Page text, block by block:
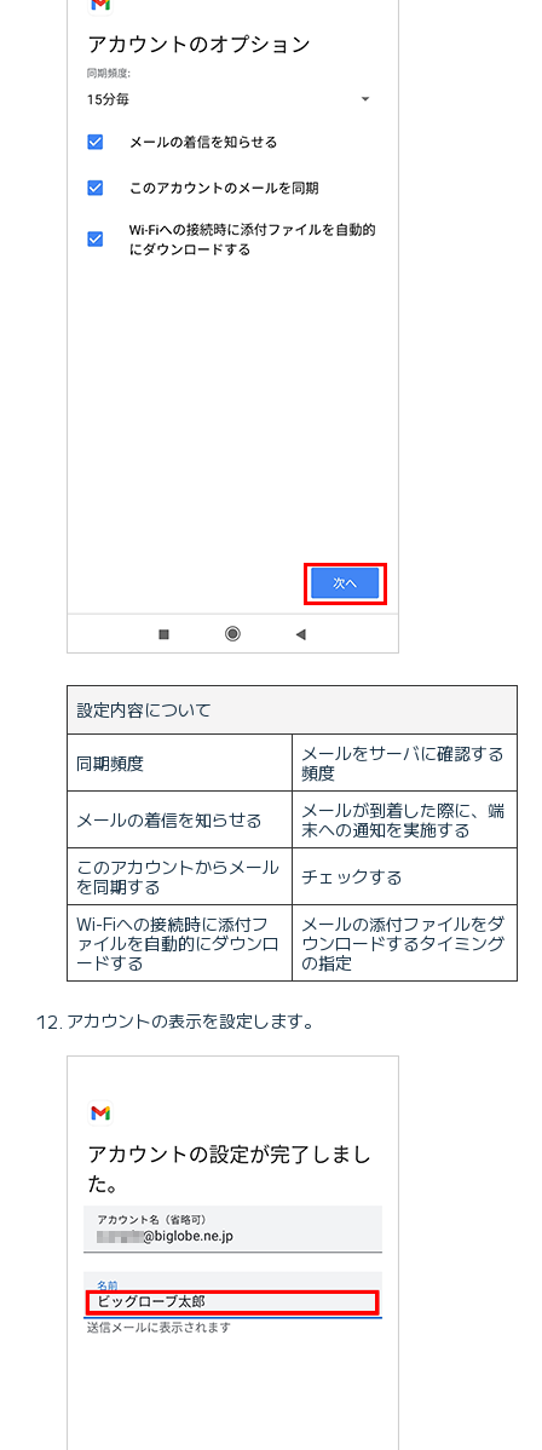
設定内容について
同期頻度
メールをサーバに確認する
頻度
メールの着信を知らせる
メールが到着した際に、端
末への通知を実施する
このアカウントからメール
を同期する
チェックする
Wi-Fiへの接続時に添付フ
ァイルを自動的にダウンロ
ードする
メールの添付ファイルをダ
ウンロードするタイミング
の指定
アカウントの表示を設定します。